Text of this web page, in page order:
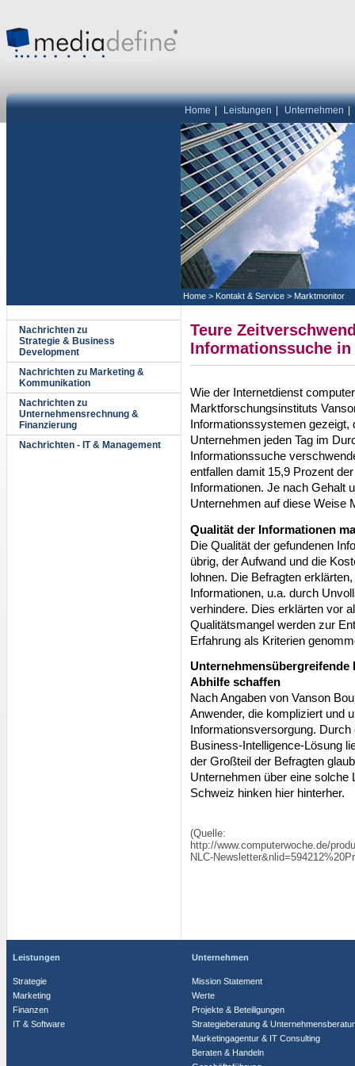
Home Leistungen Unternehmen
Home > Kontakt & Service > Marktmonitor
Nachrichten zu
Strategie & Business
Development
Nachrichten zu Marketing &
Kommunikation
Nachrichten zu
Unternehmensrechnung &
Finanzierung
Nachrichten - IT & Management
Teure
Informationssuche
Wie der Internetdienst
Marktforschungsinstituts
Informationssystemen gezeigt,
Unternehmen jeden Tag im
Informationssuche
entfallen damit 15,9 Prozent
Informationen. Je nach Gehalt
Unternehmen auf diese Weise
Qualität der Informationen
Die Qualität der gefundenen
übrig, der Aufwand und die
lohnen. Die Befragten
Informationen, u.a. durch
verhindere. Dies erklärten vor
Qualitätsmangel werden zur
Erfahrung als Kriterien
Abhilfe schaffen
Nach Angaben von Vanson
Anwender, die kompliziert und
Informationsversorgung.
Business-Intelligence-Lösung
der Großteil der Befragten
Unternehmen über eine solche
Schweiz hinken hier hinterher.
(Quelle:
http://www.computerwoche.de/
NLC-
Leistungen
Strategie
Marketing
Finanzen
IT & Software
Unternehmen
Mission Statement
Werte
Projekte & Beteiligungen
Strategieberatung &
Marketingagentur & IT Consulting
Beraten & Handeln